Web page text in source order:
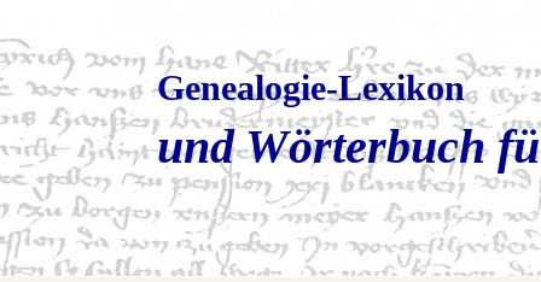
Genealogie-Lexikon
und Wörterbuch